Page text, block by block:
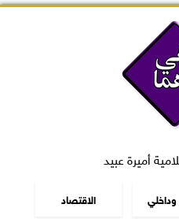
أميرة عبيد
الاقتصاد